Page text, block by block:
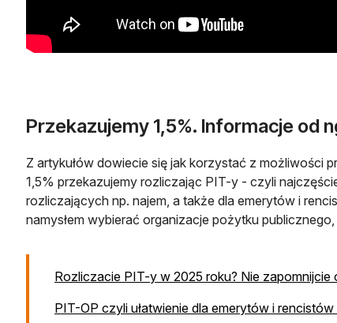
Przekazujemy 1,5%. Informacje od
Z artykułów dowiecie się jak korzystać z możliwości
1,5% przekazujemy rozliczając PIT-y - czyli
rozliczających np. najem, a także dla emerytów i
namysłem wybierać organizacje pożytku
Rozliczacie PIT-y w 2025 roku? Nie zapomnijcie
PIT-OP czyli ułatwienie dla emerytów i